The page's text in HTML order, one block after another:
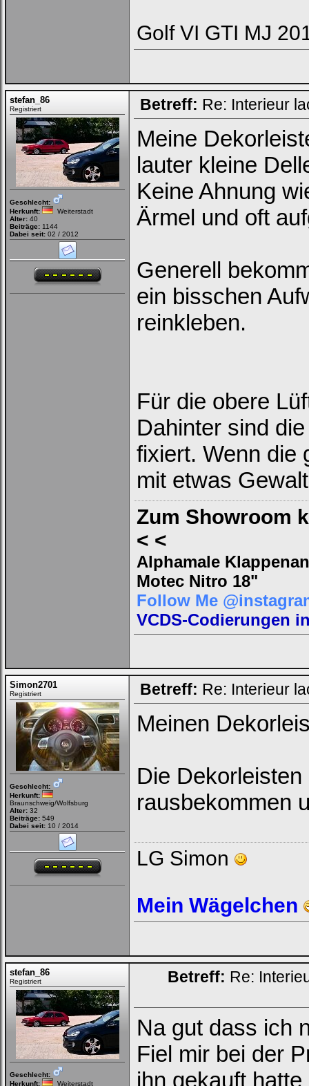
Golf VI GTI MJ
stefan_86
Registriert
Geschlecht:
Herkunft:
Weiterstadt
Alter: 40
Beiträge: 1144
Dabei seit: 02 / 2012
Betreff: Re: Interieur
Meine
lauter kleine
Keine Ahnung
Ärmel und oft
Generell
ein bisschen
reinkleben.
Für die obere
Dahinter sind
fixiert. Wenn die
mit etwas
Zum Showroom
< <
Alphamale
Motec Nitro 18"
Follow Me
VCDS-Codierungen
Simon2701
Registriert
Geschlecht:
Herkunft:
Braunschweig/Wolfsburg
Alter: 32
Beiträge: 549
Dabei seit: 10 / 2014
Betreff: Re: Interieur
Meinen
Die
rausbekommen
LG Simon
Mein Wägelchen
stefan_86
Registriert
Geschlecht:
Herkunft:
Weiterstadt
Betreff: Re:
Na gut dass ich
Fiel mir bei der
ihn gekauft